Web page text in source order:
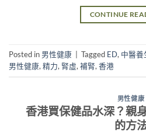
CONTINUE
Posted in 男性健康 Tagged ED, 中醫養
男性健康, 精力, 腎虛, 補腎, 香港
男性健康
香港買保健品水深？親
的方